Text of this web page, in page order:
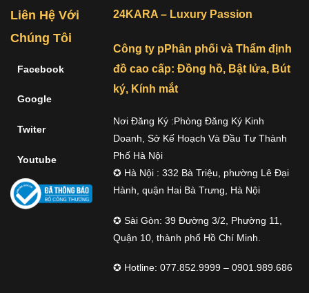
Liên Hệ Với
Chúng Tôi
Facebook
Google
Twiter
Youtube
24KARA – Luxury Passion
Công ty pPhân phối và Thẩm định
đồ cao cấp: Đồng hồ, Bật lửa, Bút
ký, Kính mắt
Nơi Đăng Ký :Phòng Đăng Ký Kinh
Doanh, Sở Kế Hoạch Và Đầu Tư Thành
Phố Hà Nội
✪ Hà Nội : 332 Bà Triệu, phường Lê Đại
Hành, quận Hai Bà Trưng, Hà Nội
✪ Sài Gòn: 39 Đường 3/2, Phường 11,
Quận 10, thành phố Hồ Chí Minh.
✪ Hotline: 077.852.9999 – 0901.989.686